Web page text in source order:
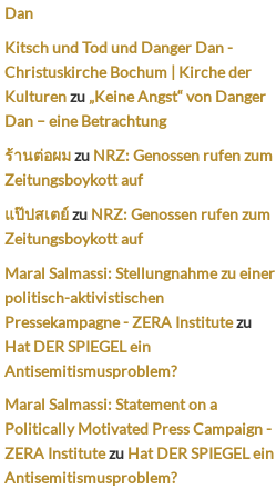
Dan
Kitsch und Tod und Danger Dan -
Christuskirche Bochum | Kirche der
Kulturenzu „Keine Angst“ von Danger
Dan – eine Betrachtung
ร้านต่อผมzu NRZ: Genossen rufen zum
Zeitungsboykott auf
แป๊ปสเตย์zu NRZ: Genossen rufen zum
Zeitungsboykott auf
Maral Salmassi: Stellungnahme zu einer
politisch-aktivistischen
Pressekampagne - ZERA Institutezu
Hat DER SPIEGEL ein
Antisemitismusproblem?
Maral Salmassi: Statement on a
Politically Motivated Press Campaign -
ZERA Institutezu Hat DER SPIEGEL ein
Antisemitismusproblem?